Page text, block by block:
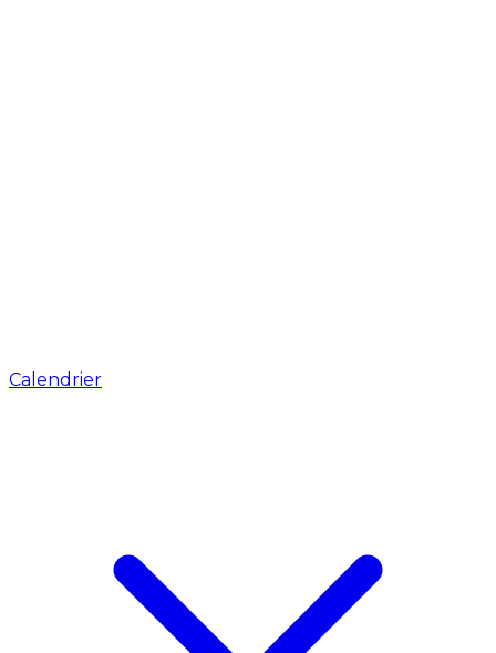
Calendrier